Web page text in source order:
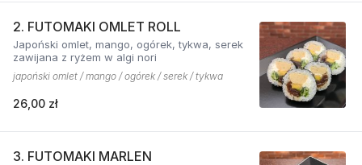
2. FUTOMAKI OMLET ROLL
Japoński omlet, mango, ogórek, tykwa, serek
zawijana z ryżem w algi nori
japoński omlet / mango / ogórek / serek / tykwa
26,00 zł
3. FUTOMAKI MARLEN